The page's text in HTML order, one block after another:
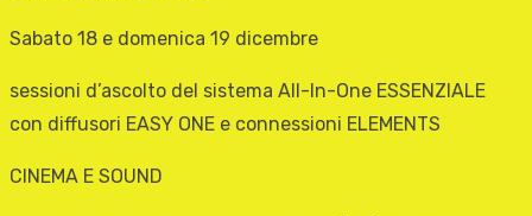
Sabato 18 e domenica 19 dicembre
sessioni d’ascolto del sistema All-In-One ESSENZIALE
con diffusori EASY ONE e connessioni ELEMENTS
CINEMA E SOUND